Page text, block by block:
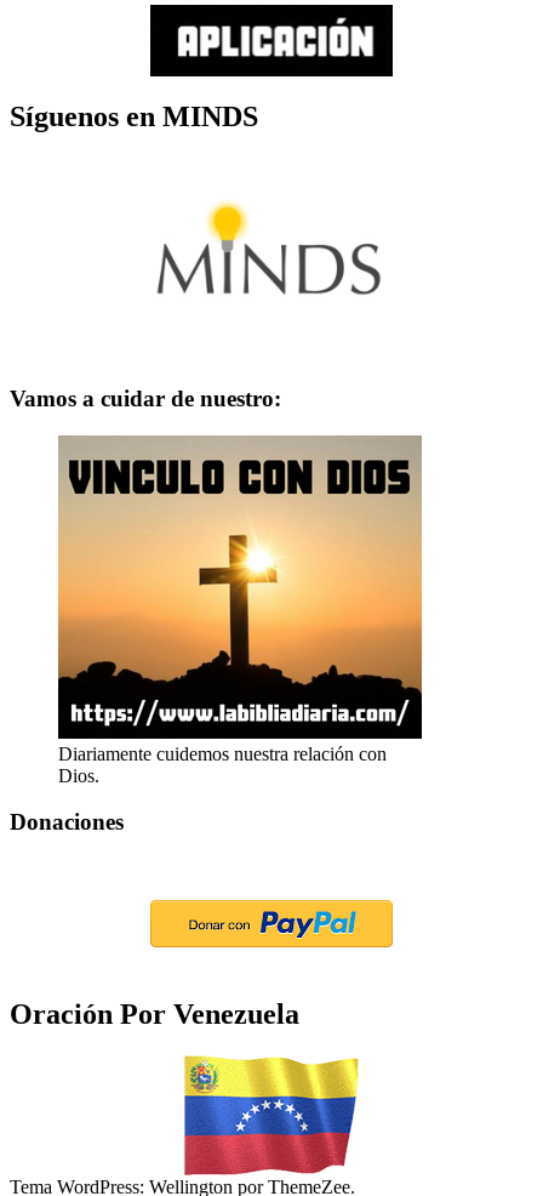
Síguenos en MINDS
Vamos a cuidar de nuestro:
Diariamente cuidemos nuestra relación con
Dios.
Donaciones
Oración Por Venezuela
Tema WordPress: Wellington por ThemeZee.